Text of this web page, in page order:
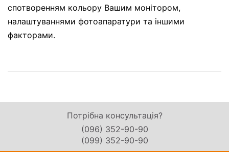
спотворенням кольору Вашим монітором,
налаштуваннями фотоапаратури та іншими
факторами.
Потрібна консультація?
(096) 352-90-90
(099) 352-90-90